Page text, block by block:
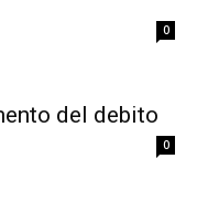
0
del debito
0